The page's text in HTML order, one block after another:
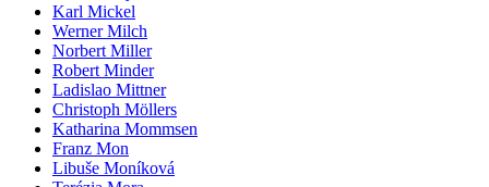
Karl Mickel
Werner Milch
Norbert Miller
Robert Minder
Ladislao Mittner
Christoph Möllers
Katharina Mommsen
Franz Mon
Libuše Moníková